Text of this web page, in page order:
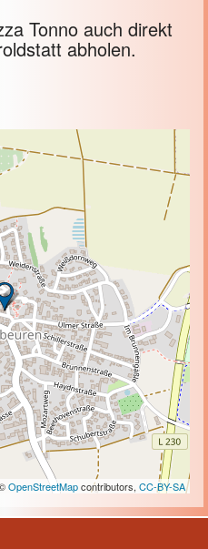
Tonno auch direkt
abholen.
OpenStreetMapcontributors, CC-BY-SA